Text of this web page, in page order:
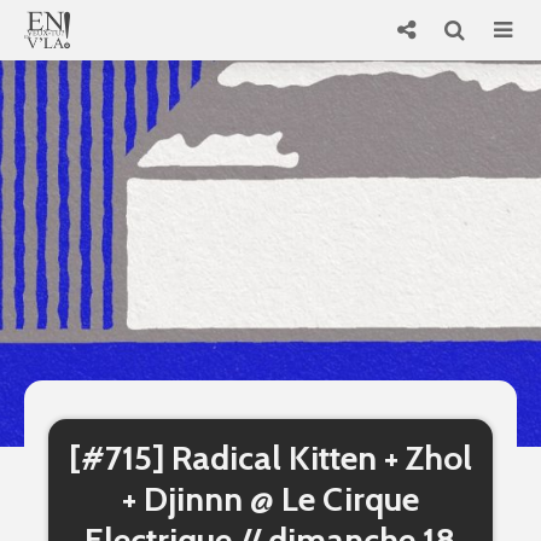
[#715] Radical Kitten + Zhol
+ Djinnn @ Le Cirque